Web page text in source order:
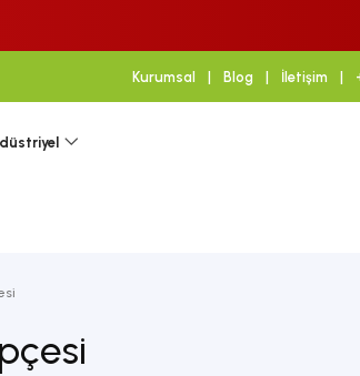
Kurumsal | Blog | İletişim |